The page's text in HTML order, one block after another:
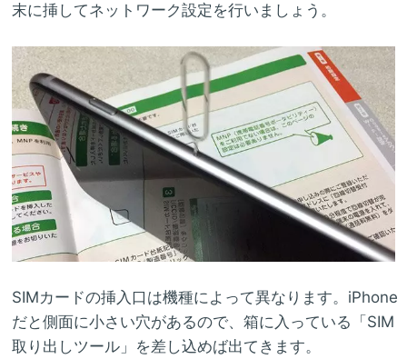
末に挿してネットワーク設定を行いましょう。
SIMカードの挿入口は機種によって異なります。iPhone
だと側面に小さい穴があるので、箱に入っている「SIM
取り出しツール」を差し込めば出てきます。